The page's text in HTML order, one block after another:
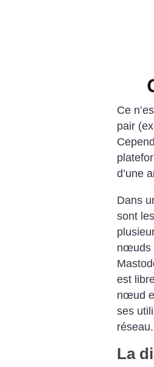
Ce
pair
d’une
Dans
sont
nœuds
est
nœud
ses
réseau.
La